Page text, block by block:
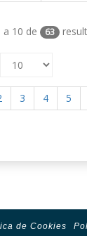
a 10 de 63
3 4 5
de Cookies